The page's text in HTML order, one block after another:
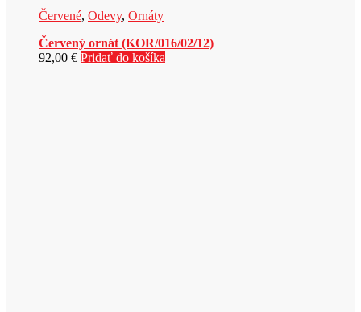
Červené, Odevy, Ornáty
Červený ornát (KOR/016/02/12)
92,00 € Pridať do košíka